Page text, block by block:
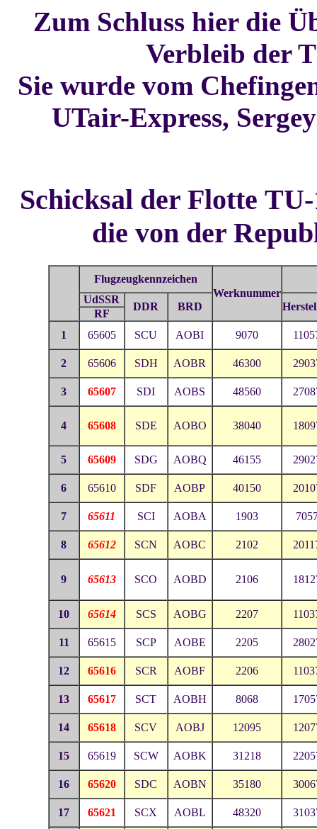
Zum Schluss hier die
Verbleib der
Sie wurde vom
UTair-Express,
Schicksal der Flotte
die von der
Flugzeugkennzeichen
Werknummer
UdSSR
DDR BRD
RF
1
65605 SCU AOBI 9070
2 65606 SDH AOBR 46300
3 65607 SDI AOBS 48560
4 65608 SDE AOBO 38040
5 65609 SDG AOBQ 46155
6 65610 SDF AOBP 40150
7 65611 SCI AOBA 1903
8 65612 SCN AOBC 2102
9 65613 SCO AOBD 2106
10 65614 SCS AOBG 2207
11 65615 SCP AOBE 2205
12 65616 SCR AOBF 2206
13 65617 SCT AOBH 8068
14 65618 SCV AOBJ 12095
15 65619 SCW AOBK 31218
16 65620 SDC AOBN 35180
17 65621 SCX AOBL 48320